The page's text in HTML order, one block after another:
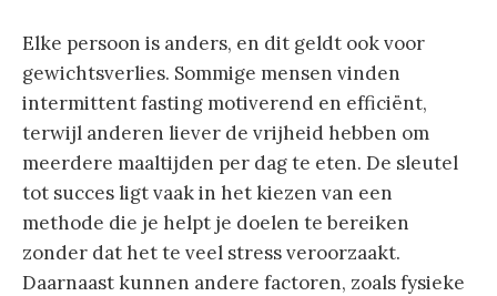
Elke persoon is anders, en dit geldt ook voor
gewichtsverlies. Sommige mensen vinden
intermittent fasting motiverend en efficiënt,
terwijl anderen liever de vrijheid hebben om
meerdere maaltijden per dag te eten. De sleutel
tot succes ligt vaak in het kiezen van een
methode die je helpt je doelen te bereiken
zonder dat het te veel stress veroorzaakt.
Daarnaast kunnen andere factoren, zoals fysieke